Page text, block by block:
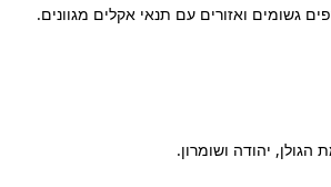
גשומים ואזורים עם תנאי אקלים מגוונים.